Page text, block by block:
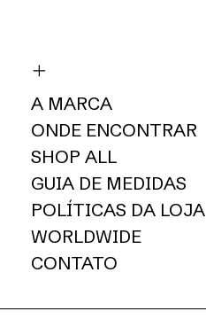
A MARCA
ONDE ENCONTRAR
SHOP ALL
GUIA DE MEDIDAS
POLÍTICAS DA LOJA
WORLDWIDE
CONTATO